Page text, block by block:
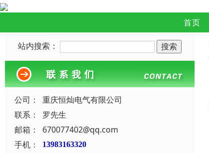
首页
站内搜索：
公司：
重庆恒灿电气有限公司
联系：
罗先生
邮箱：
670077402@qq.com
手机：
13983163320